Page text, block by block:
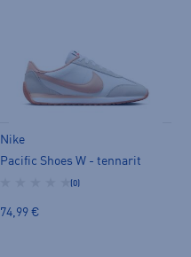
Nike
Pacific Shoes W - tennarit
(0)
74,99 €